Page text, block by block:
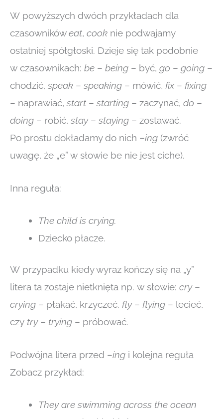
W powyższych dwóch przykładach dla
czasownikóweat, cook nie podwajamy
ostatniej spółgłoski. Dzieje się tak podobnie
w czasownikach: be – being – być, go – going –
chodzić, speak – speaking – mówić, fix– fixing
– naprawiać, start – starting – zaczynać, do –
doing – robić, stay– staying – zostawać.
Po prostu dokładamy do nich –ing (zwróć
uwagę, że „e” w słowie be nie jest ciche).
Inna reguła:
The child is crying.
Dziecko płacze.
W przypadku kiedy wyraz kończy się na „y”
litera ta zostaje nietknięta np. w słowie: cry–
crying – płakać, krzyczeć, fly– flying – lecieć,
czy try– trying – próbować.
Podwójna litera przed –ing i kolejna reguła
Zobacz przykład:
They are swimming across the ocean